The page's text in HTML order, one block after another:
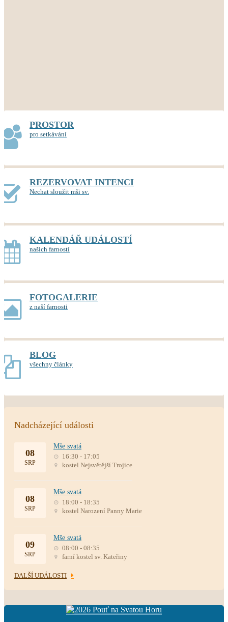
PROSTOR
pro setkávání
REZERVOVAT INTENCI
Nechat sloužit mši sv.
KALENDÁŘ UDÁLOSTÍ
našich farností
FOTOGALERIE
z naší farnosti
BLOG
všechny články
Nadcházející události
08
SRP
Mše svatá
16:30 - 17:05
kostel Nejsvětější Trojice
08
SRP
Mše svatá
18:00 - 18:35
kostel Narození Panny Marie
09
SRP
Mše svatá
08:00 - 08:35
farní kostel sv. Kateřiny
DALŠÍ UDÁLOSTI